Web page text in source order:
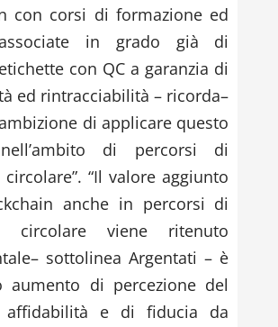
con corsi di formazione ed
in grado già di
con QC a garanzia di
ed rintracciabilità – ricorda–
di applicare questo
di percorsi di
“Il valore aggiunto
anche in percorsi di
circolare viene ritenuto
sottolinea Argentati – è
aumento di percezione del
e di fiducia da